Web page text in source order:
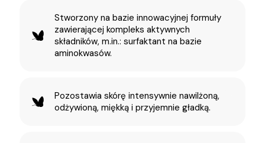
Stworzony na bazie innowacyjnej formuły
zawierającej kompleks aktywnych
składników, m.in.: surfaktant na bazie
aminokwasów.
Pozostawia skórę intensywnie nawilżoną,
odżywioną, miękką i przyjemnie gładką.